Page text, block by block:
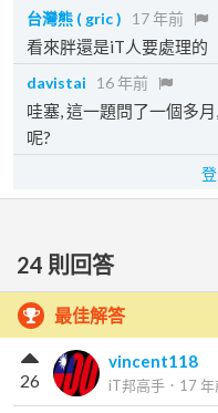
台灣熊 ( gric )
17 年前
看來胖還是iT人要處理的
davistai 16 年前
哇塞, 這一題問了一個多
呢?
24 則回答
最佳解答
vincent118
iT邦高手 ． 17 年
26